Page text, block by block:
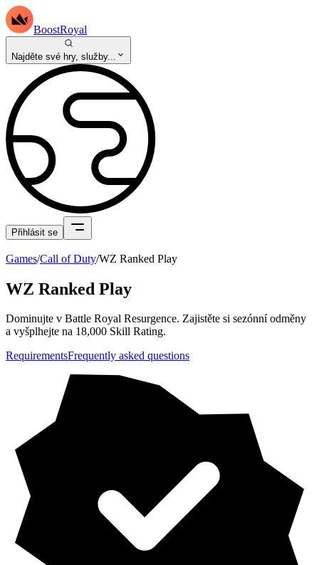
BoostRoyal
Najděte své hry, služby...
Přihlásit se
Games/Call of Duty/WZ Ranked Play
WZ Ranked Play
Dominujte v Battle Royal Resurgence. Zajistěte si sezónní odměny
a vyšplhejte na 18,000 Skill Rating.
RequirementsFrequently asked questions